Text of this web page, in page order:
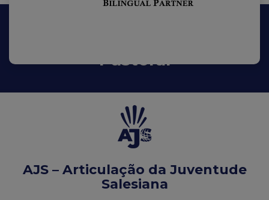
Pastoral
AJS – Articulação da Juventude
Salesiana